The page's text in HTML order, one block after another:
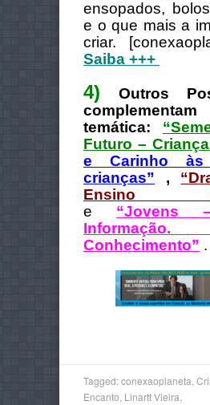
ensopados,
e o que mais a
criar.
Saiba +++
4) Outros
temática:
Futuro –
e Carinho às
crianças” ,
Ensino
e
“Jovens
Informação.
Conhecimento” .
Tagged:conexaoplaneta
Encanto Linartt Vieira